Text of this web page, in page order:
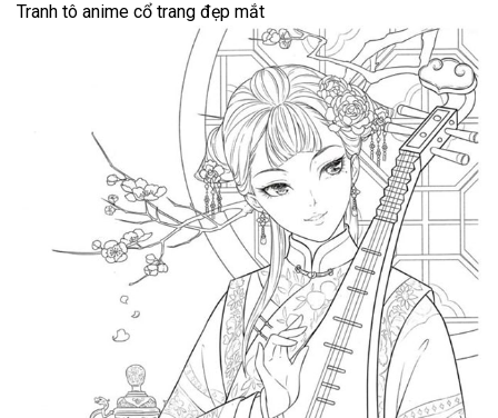
Tranh tô anime cổ trang đẹp mắt